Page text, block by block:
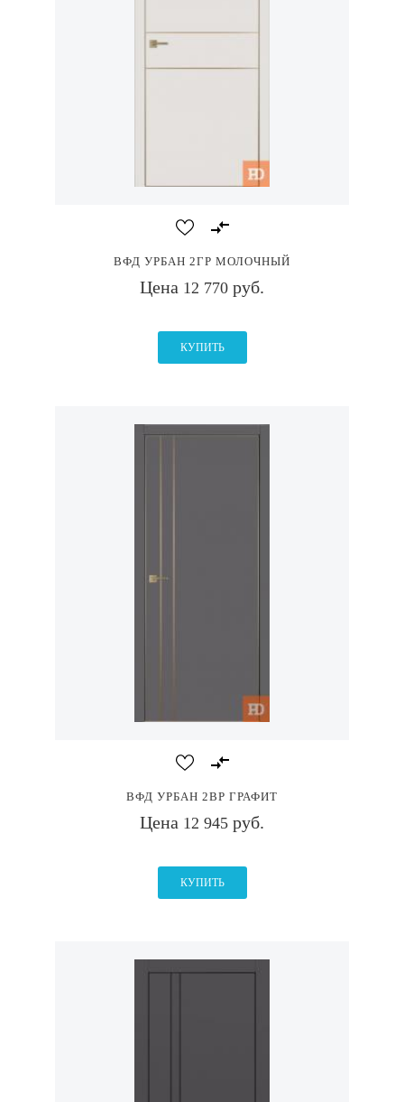
ВФД УРБАН 2ГР МОЛОЧНЫЙ
Цена 12 770 руб.
КУПИТЬ
ВФД УРБАН 2ВР ГРАФИТ
Цена 12 945 руб.
КУПИТЬ